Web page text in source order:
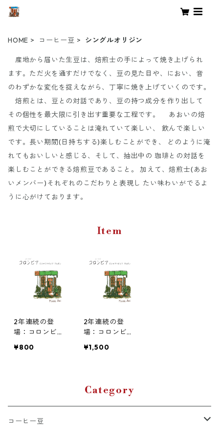
HOME コーヒー豆 シングルオリジン
産地から届いた生豆は、焙煎士の手によって焼き上げられ
ます。ただ火を通すだけでなく、豆の見た目や、におい、音
のわずかな変化を捉えながら、丁寧に焼き上げていくのです。
焙煎とは、豆との対話であり、豆の持つ成分を作り出して
その個性を最大限に引き出す重要な工程です。 あおいの焙
煎で大切にしていることは淹れていて楽しい、 飲んで楽しい
です。長い期間(日持ちする)楽しむことができ、 どのように淹
れてもおいしいと感じる、そして、抽出中の 珈琲との対話を
楽しむことができる焙煎豆であること。 加えて、焙煎士(あお
いメンバー)それぞれのこだわりと表現し たい味わいがでるよ
うに心がけております。
Item
2年連続の登
場：コロンビア
ャファティマ
¥800
2年連続の登
場：コロンビア
ャファティマ
¥1,500
Category
コーヒー豆